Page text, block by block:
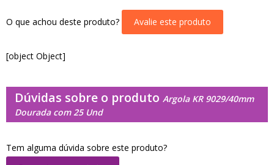
O que achou deste produto? Avalie este produto
[object Object]
Dúvidas sobre o produto Argola KR 9029/40mm
Dourada com 25 Und
Tem alguma dúvida sobre este produto?